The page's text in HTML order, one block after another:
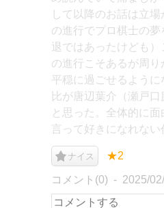
して以降のお話は立
の進行でプロ棋士の夢
退ではあったけども
の進行こそあるが周り
平穏に過ごせるよう
比が唐辺葉介（瀬戸
と思った。全体的に
言って好きになれない
ナイス ★2
コメント(0) 2025/